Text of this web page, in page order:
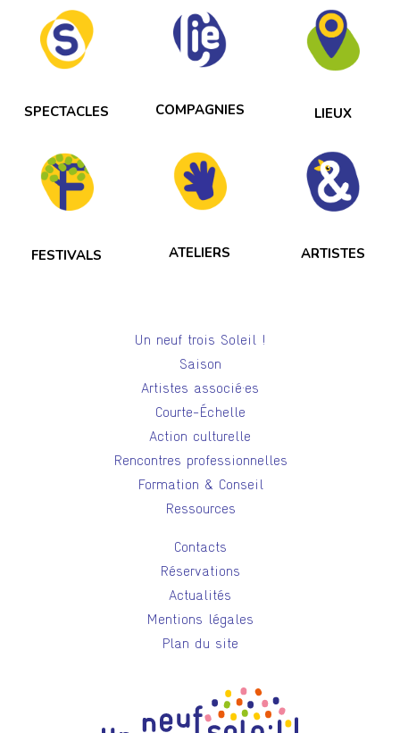
SPECTACLES COMPAGNIES LIEUX
FESTIVALS ATELIERS ARTISTES
Un neuf trois Soleil !
Saison
Artistes associé·es
Courte-Échelle
Action culturelle
Rencontres professionnelles
Formation & Conseil
Ressources
Contacts
Réservations
Actualités
Mentions légales
Plan du site